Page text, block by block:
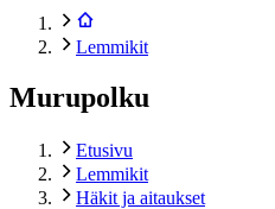
Lemmikit
Murupolku
Etusivu
Lemmikit
Häkit ja aitaukset